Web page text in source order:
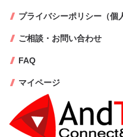
プライバシーポリシー（個
ご相談・お問い合わせ
FAQ
マイページ